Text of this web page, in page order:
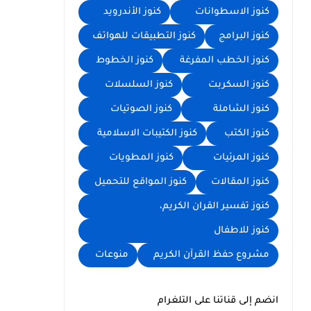
كنوز الاسطوانات كنوز الأندرويد
كنوز البرامج كنوز التطبيقات للهواتف
كنوز الخطب المفرغة كنوز الخطوط
كنوز السكربت كنوز السلسلات
كنوز الشاملة كنوز الصوتيات
كنوز الكتب كنوز الكتيبات الاسلامية
كنوز المرئيات كنوز المطويات
كنوز المقالات كنوز المواقع للتحميل
كنوز تفسير القران الكريم،
كنوز للاطفال
مشروع حفظ القرآن الكريم منوعات
انضم إلى قناتنا على التلغرام